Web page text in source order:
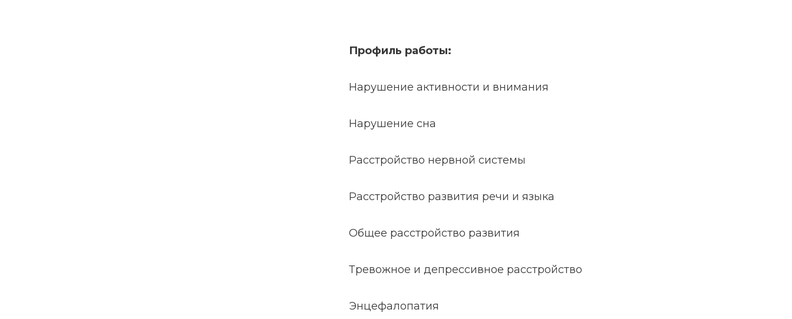
Профиль работы:
Нарушение активности и внимания
Нарушение сна
Расстройство нервной системы
Расстройство развития речи и языка
Общее расстройство развития
Тревожное и депрессивное расстройство
Энцефалопатия